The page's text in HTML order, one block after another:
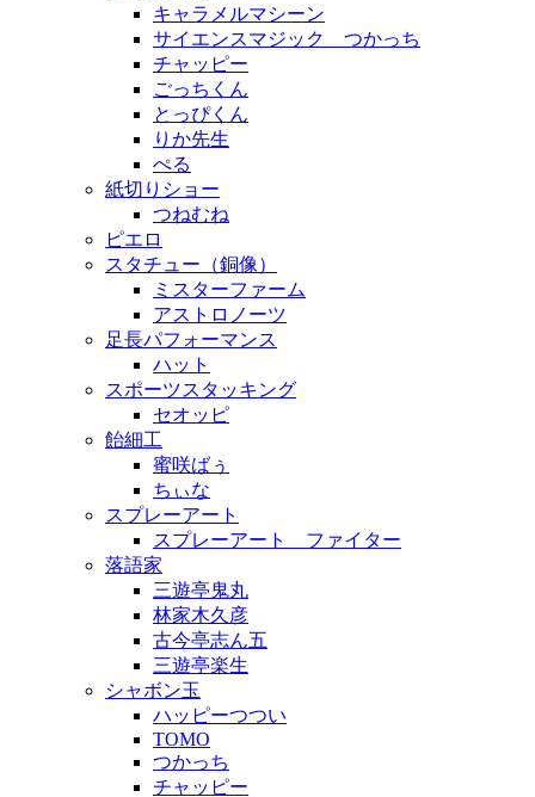
キャラメルマシーン
サイエンスマジック つかっち
チャッピー
ごっちくん
とっぴくん
りか先生
ぺる
紙切りショー
つねむね
ピエロ
スタチュー（銅像）
ミスターファーム
アストロノーツ
足長パフォーマンス
ハット
スポーツスタッキング
セオッピ
飴細工
蜜咲ばぅ
ちぃな
スプレーアート
スプレーアート ファイター
落語家
三遊亭鬼丸
林家木久彦
古今亭志ん五
三遊亭楽生
シャボン玉
ハッピーつつい
TOMO
つかっち
チャッピー